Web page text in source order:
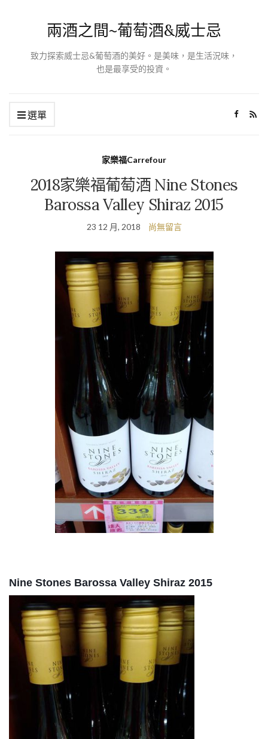
兩酒之間~葡萄酒&威士忌
致力探索威士忌&葡萄酒的美好。是美味，是生活況味，
也是最享受的投資。
選單
家樂福Carrefour
2018家樂福葡萄酒 Nine Stones
Barossa Valley Shiraz 2015
23 12 月, 2018 尚無留言
Nine Stones Barossa Valley Shiraz 2015